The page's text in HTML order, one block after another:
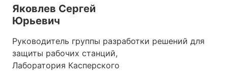
Яковлев Сергей
Юрьевич
Руководитель группы разработки решений для
защиты рабочих станций,
Лаборатория Касперского